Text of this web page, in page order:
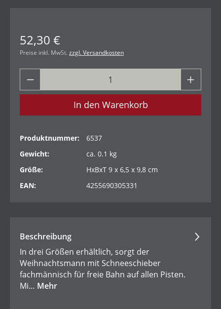
52,30 €
Preise inkl. MwSt. zzgl. Versandkosten
In den Warenkorb
Produktnummer:
6537
Gewicht:
ca. 0.1 kg
Größe:
HxBxT 9 x 6,5 x 9,8 cm
EAN:
4255690305331
Beschreibung
In drei Größen erhältlich, sorgt der
Weihnachtsmann mit Schneeschieber
fachmännisch für freie Bahn auf allen Pisten.
Mi… Mehr